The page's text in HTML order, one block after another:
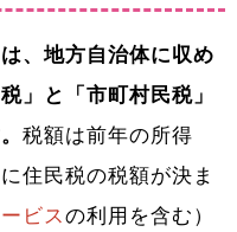
、地方自治体に収め
」と「市町村民税」
税額は前年の所得
住民税の税額が決ま
ビス の利用を含む）